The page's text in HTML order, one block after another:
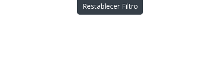
Restablecer Filtro